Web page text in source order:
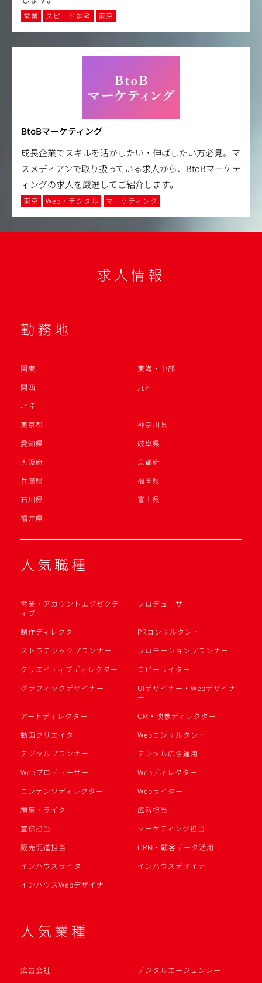
営業 スピード選考 東京
BtoBマーケティング
成長企業でスキルを活かしたい・伸ばしたい方必見。マ
スメディアンで取り扱っている求人から、BtoBマーケテ
ィングの求人を厳選してご紹介します。
東京 Web・デジタル マーケティング
求人情報
勤務地
関東
東海・中部
関西
九州
北陸
東京都
神奈川県
愛知県
岐阜県
大阪府
京都府
兵庫県
福岡県
石川県
富山県
福井県
人気職種
営業・アカウントエグゼクテ
ィブ
プロデューサー
制作ディレクター
PRコンサルタント
ストラテジックプランナー
プロモーションプランナー
クリエイティブディレクター
コピーライター
グラフィックデザイナー
UIデザイナー・Webデザイナ
ー
アートディレクター
CM・映像ディレクター
動画クリエイター
Webコンサルタント
デジタルプランナー
デジタル広告運用
Webプロデューサー
Webディレクター
コンテンツディレクター
Webライター
編集・ライター
広報担当
宣伝担当
マーケティング担当
販売促進担当
CRM・顧客データ活用
インハウスライター
インハウスデザイナー
インハウスWebデザイナー
人気業種
広告会社
デジタルエージェンシー